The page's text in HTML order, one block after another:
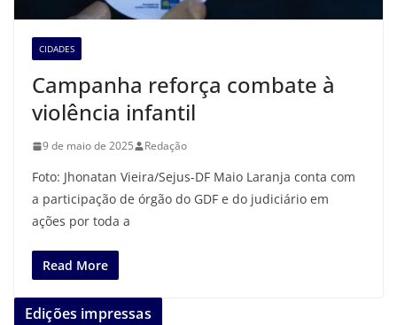
CIDADES
Campanha reforça combate à
violência infantil
9 de maio de 2025 Redação
Foto: Jhonatan Vieira/Sejus-DF Maio Laranja conta com
a participação de órgão do GDF e do judiciário em
ações por toda a
Read More
Edições impressas